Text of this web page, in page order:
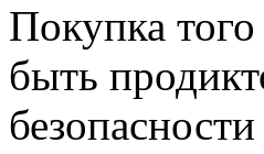
Покупка
быть